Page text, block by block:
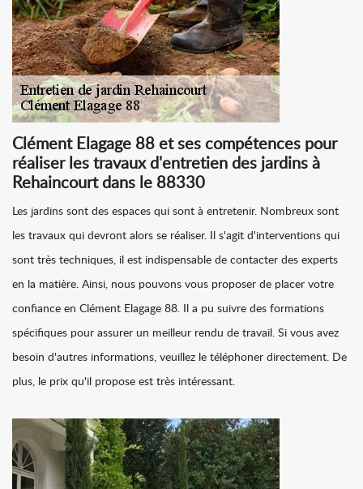
Clément Elagage 88 et ses compétences pour
réaliser les travaux d'entretien des jardins à
Rehaincourt dans le 88330
Les jardins sont des espaces qui sont à entretenir. Nombreux sont
les travaux qui devront alors se réaliser. Il s'agit d'interventions qui
sont très techniques, il est indispensable de contacter des experts
en la matière. Ainsi, nous pouvons vous proposer de placer votre
confiance en Clément Elagage 88. Il a pu suivre des formations
spécifiques pour assurer un meilleur rendu de travail. Si vous avez
besoin d'autres informations, veuillez le téléphoner directement. De
plus, le prix qu'il propose est très intéressant.